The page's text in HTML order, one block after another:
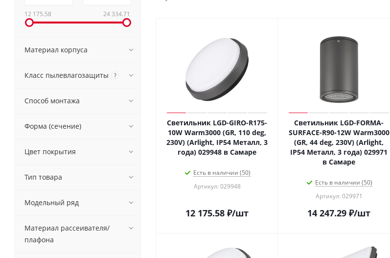
Светильник LGD-GIRO-R175-
10W Warm3000 (GR, 110 deg,
230V) (Arlight, IP54 Металл, 3
года) 029948 в Самаре
Есть в наличии (50)
Артикул: 029948
12 175.58 ₽/шт
Светильник LGD-FORMA-
SURFACE-R90-12W Warm3000
(GR, 44 deg, 230V) (Arlight,
IP54 Металл, 3 года) 029971
в Самаре
Есть в наличии (50)
Артикул: 029971
14 247.29 ₽/шт
12 175.58 24 334.71
Материал корпуса
Класс пылевлагозащиты ?
Способ монтажа
Форма (сечение)
Цвет покрытия
Тип товара
Модельный ряд
Материал рассеивателя/
плафона